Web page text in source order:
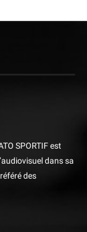
SPORTIF est
dans sa
des